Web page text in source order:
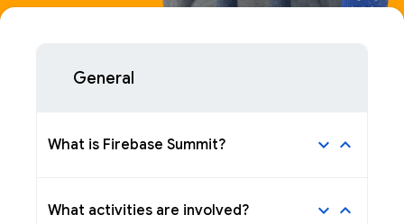
General
What is Firebase Summit? keyboard_arrow_down keyboard_arrow_up
What activities are involved? keyboard_arrow_down keyboard_arrow_up